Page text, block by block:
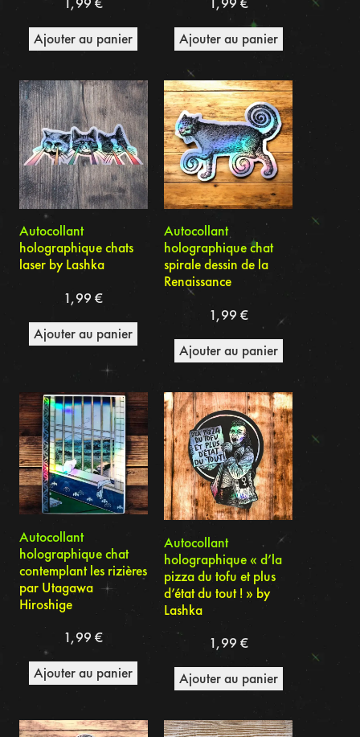
Ajouter au panier
Ajouter au panier
Autocollant
holographique chats
laser by Lashka
1,99€
Ajouter au panier
Autocollant
holographique chat
spirale dessin de la
Renaissance
1,99 €
Ajouter au panier
Autocollant
holographique chat
contemplant les rizières
par Utagawa
Hiroshige
1,99€
Ajouter au panier
Autocollant
holographique « d’la
pizza du tofu et plus
d’état du tout ! » by
Lashka
1,99 €
Ajouter au panier